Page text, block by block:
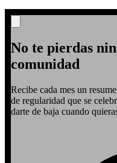
No te pierdas
comunidad
Recibe cada mes un
de regularidad que se
darte de baja cuando